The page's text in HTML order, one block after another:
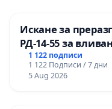
Искане за
РД-14-55 за
гимназия по
мениджмънт –
1 122 подписи
1 122 Подписи / 7 дни
5 Aug 2026